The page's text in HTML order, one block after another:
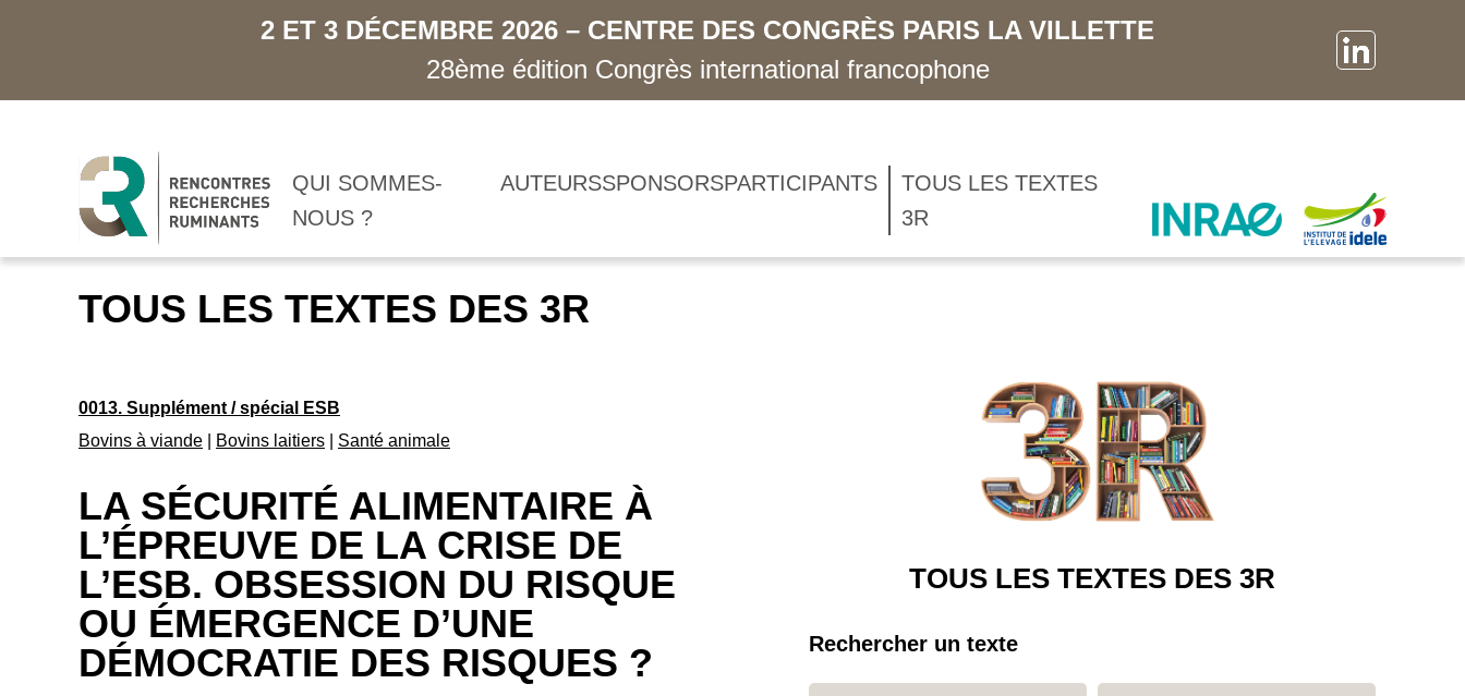
2 ET 3 DÉCEMBRE 2026 – CENTRE DES CONGRÈS PARIS LA VILLETTE
28ème édition Congrès international francophone
QUI SOMMES-
NOUS ?
AUTEURSSPONSORSPARTICIPANTS
TOUS LES TEXTES
3R
TOUS LES TEXTES DES 3R
0013. Supplément / spécial ESB
Bovins à viande
Bovins laitiers Santé animale
LA SÉCURITÉ ALIMENTAIRE À
L’ÉPREUVE DE LA CRISE DE
L’ESB. OBSESSION DU RISQUE
OU ÉMERGENCE D’UNE
DÉMOCRATIE DES RISQUES ?
TOUS LES TEXTES DES 3R
Rechercher un texte